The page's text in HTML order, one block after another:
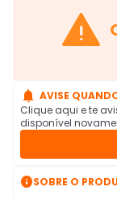

 AVISE
Clique aqui e te
disponível
SOBRE O